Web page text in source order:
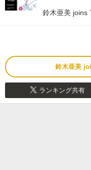
鈴木亜美 joins
鈴木亜美
ランキング共有